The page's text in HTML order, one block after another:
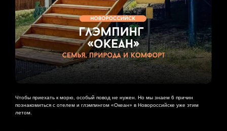
Чтобы приехать к морю, особый повод не нужен. Но мы знаем 6 причин
познакомиться с отелем и глэмпингом «Океан» в Новороссийске уже этим
летом.